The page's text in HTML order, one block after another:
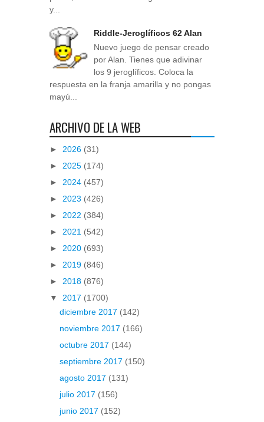
y...
Riddle-Jeroglíficos 62 Alan
Nuevo juego de pensar creado
por Alan. Tienes que adivinar
los 9 jeroglíficos. Coloca la
respuesta en la franja amarilla y no pongas
mayú...
ARCHIVO DE LA WEB
► 2026 (31)
► 2025 (174)
► 2024 (457)
► 2023 (426)
► 2022 (384)
► 2021 (542)
► 2020 (693)
► 2019 (846)
► 2018 (876)
▼ 2017 (1700)
diciembre 2017 (142)
noviembre 2017 (166)
octubre 2017 (144)
septiembre 2017 (150)
agosto 2017 (131)
julio 2017 (156)
junio 2017 (152)